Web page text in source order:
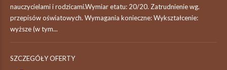
nauczycielami i rodzicami.Wymiar etatu: 20/20. Zatrudnienie wg.
przepisów oświatowych. Wymagania konieczne: Wykształcenie:
wyższe (w tym...
SZCZEGÓŁY OFERTY